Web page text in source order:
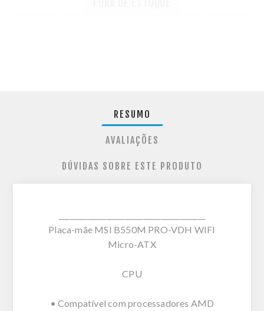
RESUMO
AVALIAÇÕES
DÚVIDAS SOBRE ESTE PRODUTO
Placa-mãe MSI B550M PRO-VDH WIFI
Micro-ATX
CPU
• Compatível com processadores AMD